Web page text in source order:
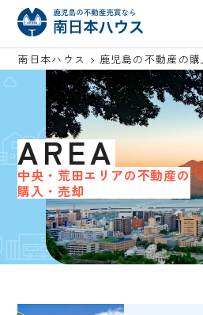
南日本ハウス 鹿児島の不動産の
AREA
中央・荒田エリアの不動産の
購入・売却